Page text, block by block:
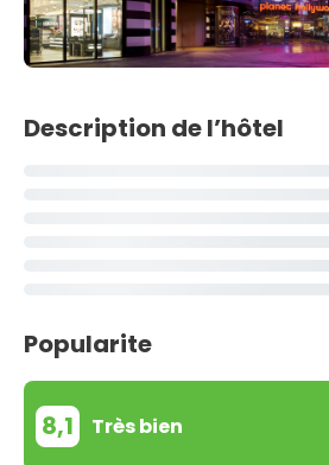
Description de l’hôtel
Popularite
8,1 Très bien